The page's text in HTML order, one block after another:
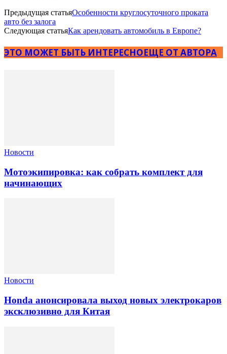
Предыдущая статьяОсобенности круглосуточного проката
авто без залога
Следующая статьяКак арендовать автомобиль в Европе?
ЭТО МОЖЕТ БЫТЬ ИНТЕРЕСНОЕЩЕ ОТ АВТОРА
Новости
Мотоэкипировка: как собрать комплект для
начинающих
Новости
Honda анонсировала выход новых электрокаров
эксклюзивно для Китая